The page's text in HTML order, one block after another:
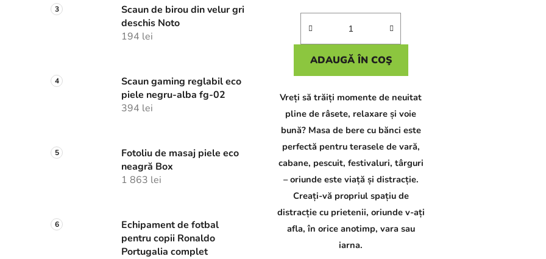
Scaun de birou din velur gri
deschis Noto
194 lei
Scaun gaming reglabil eco
piele negru-alba fg-02
394 lei
Fotoliu de masaj piele eco
neagră Box
1 863 lei
Echipament de fotbal
pentru copii Ronaldo
Portugalia complet
ADAUGĂ ÎN COŞ
Vreți să trăiți momente de neuitat
pline de râsete, relaxare și voie
bună? Masa de bere cu bănci este
perfectă pentru terasele de vară,
cabane, pescuit, festivaluri, târguri
– oriunde este viață și distracție.
Creați-vă propriul spațiu de
distracție cu prietenii, oriunde v-ați
afla, în orice anotimp, vara sau
iarna.